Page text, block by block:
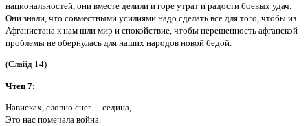
национальностей, они вместе делили и горе утрат и радости боевых удач.
Они знали, что совместными усилиями надо сделать все для того, чтобы из
Афганистана к нам шли мир и спокойствие, чтобы нерешенность афганской
проблемы не обернулась для наших народов новой бедой.
(Слайд 14)
Чтец 7:
Нависках, словно снег— седина,
Это нас помечала война.